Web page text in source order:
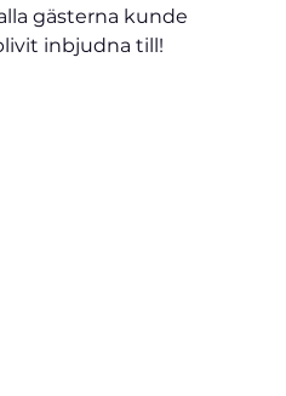
gästerna kunde
inbjudna till!